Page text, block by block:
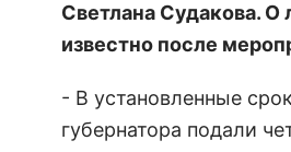
Светлана Судакова. О
известно после
- В установленные
губернатора подали